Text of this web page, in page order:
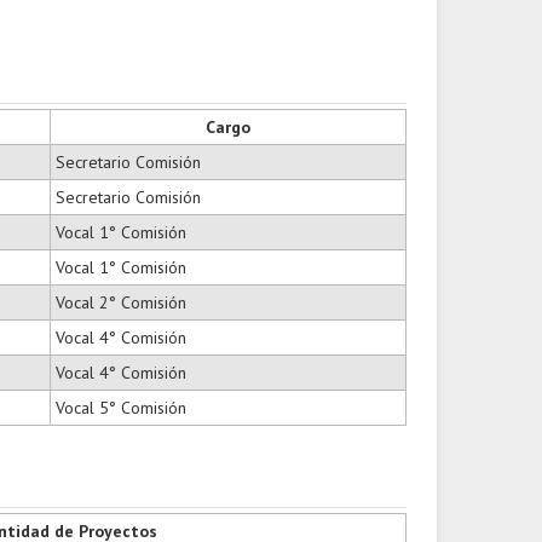
Cargo
Secretario Comisión
Secretario Comisión
Vocal 1° Comisión
Vocal 1° Comisión
Vocal 2° Comisión
Vocal 4° Comisión
Vocal 4° Comisión
Vocal 5° Comisión
de Proyectos